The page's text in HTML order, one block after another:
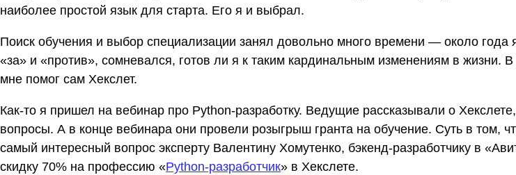
наиболее простой язык для старта. Его я и выбрал.
Поиск обучения и выбор специализации занял довольно много времени — около года
«за» и «против», сомневался, готов ли я к таким кардинальным изменениям в жизни. В
мне помог сам Хекслет.
Как-то я пришел на вебинар про Python-разработку. Ведущие рассказывали о
вопросы. А в конце вебинара они провели розыгрыш гранта на обучение. Суть в том,
самый интересный вопрос эксперту Валентину Хомутенко, бэкенд-разработчику в
скидку 70% на профессию «Python-разработчик» в Хекслете.